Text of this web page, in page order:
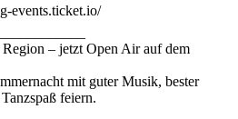
events.ticket.io/
Region – jetzt Open Air auf dem
mit guter Musik, bester
feiern.